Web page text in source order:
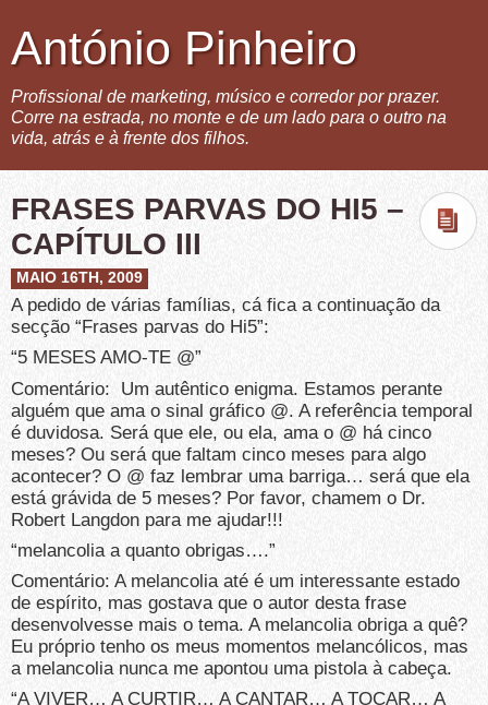
António Pinheiro
Profissional de marketing, músico e corredor por prazer.
Corre na estrada, no monte e de um lado para o outro na
vida, atrás e à frente dos filhos.
FRASES PARVAS DO HI5 –
CAPÍTULO III
MAIO 16TH, 2009
A pedido de várias famílias, cá fica a continuação da
secção “Frases parvas do Hi5”:
“5 MESES AMO-TE @”
Comentário: Um autêntico enigma. Estamos perante
alguém que ama o sinal gráfico @. A referência temporal
é duvidosa. Será que ele, ou ela, ama o @ há cinco
meses? Ou será que faltam cinco meses para algo
acontecer? O @ faz lembrar uma barriga… será que ela
está grávida de 5 meses? Por favor, chamem o Dr.
Robert Langdon para me ajudar!!!
“melancolia a quanto obrigas….”
Comentário: A melancolia até é um interessante estado
de espírito, mas gostava que o autor desta frase
desenvolvesse mais o tema. A melancolia obriga a quê?
Eu próprio tenho os meus momentos melancólicos, mas
a melancolia nunca me apontou uma pistola à cabeça.
“A VIVER… A CURTIR… A CANTAR… A TOCAR… A